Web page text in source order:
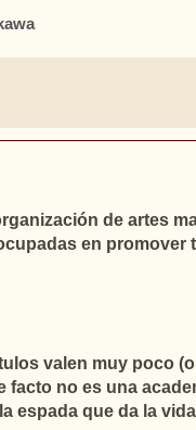
de
en
valen muy poco
facto no es una
espada que da la